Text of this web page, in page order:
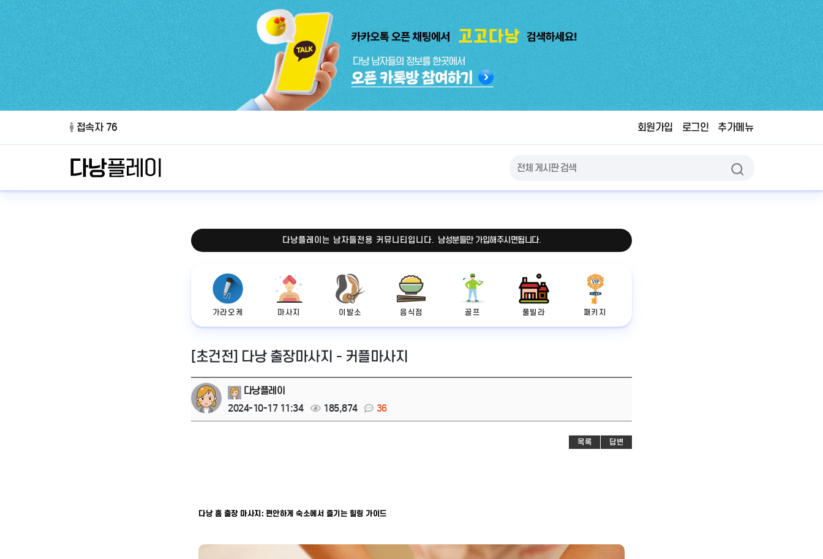
접속자 76 회원가입 로그인 추가메뉴
다낭플레이는 남자들전용 커뮤니티입니다. 남성분들만 가입해주시면됩니다.
가라오케 마사지 이발소 음식점 골프 풀빌라 패키지
[초건전] 다낭 출장마사지 - 커플마사지
다낭플레이
2024-10-17 11:34
185,874 36
목록 답변
다낭 홈 출장 마사지: 편안하게 숙소에서 즐기는 힐링 가이드